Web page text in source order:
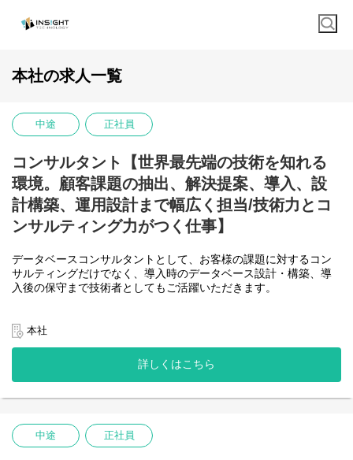
本社の求人一覧
中途 正社員
コンサルタント【世界最先端の技術を知れる
環境。顧客課題の抽出、解決提案、導入、設
計構築、運用設計まで幅広く担当/技術力とコ
ンサルティング力がつく仕事】
データベースコンサルタントとして、お客様の課題に対するコン
サルティングだけでなく、導入時のデータベース設計・構築、導
入後の保守まで技術者としてもご活躍いただきます。
▼お客様のビジネス要件のヒアリング、環境の調査
▼最適なデータ管理のシステムアーキクチャを設計、製品選定・
▼基盤構築、データ移行など
多様な専門分野をもつ仲間(HW, クラウド, RDB, NoSQLや異なる
進します。
本社
詳しくはこちら
中途 正社員